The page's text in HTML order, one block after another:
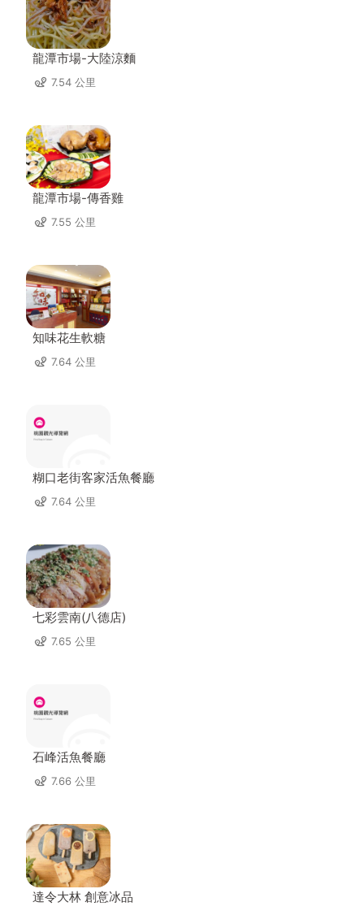
龍潭市場-大陸涼麵
7.54 公里
龍潭市場-傳香雞
7.55 公里
知味花生軟糖
7.64 公里
糊口老街客家活魚餐廳
7.64 公里
七彩雲南(八德店)
7.65 公里
石峰活魚餐廳
7.66 公里
達令大林 創意冰品